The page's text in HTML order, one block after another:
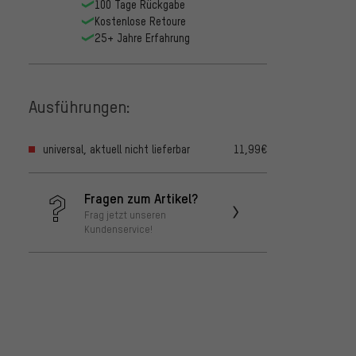
100 Tage Rückgabe
Kostenlose Retoure
25+ Jahre Erfahrung
Ausführungen:
universal, aktuell nicht lieferbar 11,99€
Fragen zum Artikel?
Frag jetzt unseren
Kundenservice!